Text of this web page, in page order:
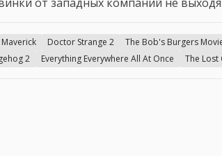
Doctor Strange 2 The Bob's Burgers
2 Everything Everywhere All At Once The Lost